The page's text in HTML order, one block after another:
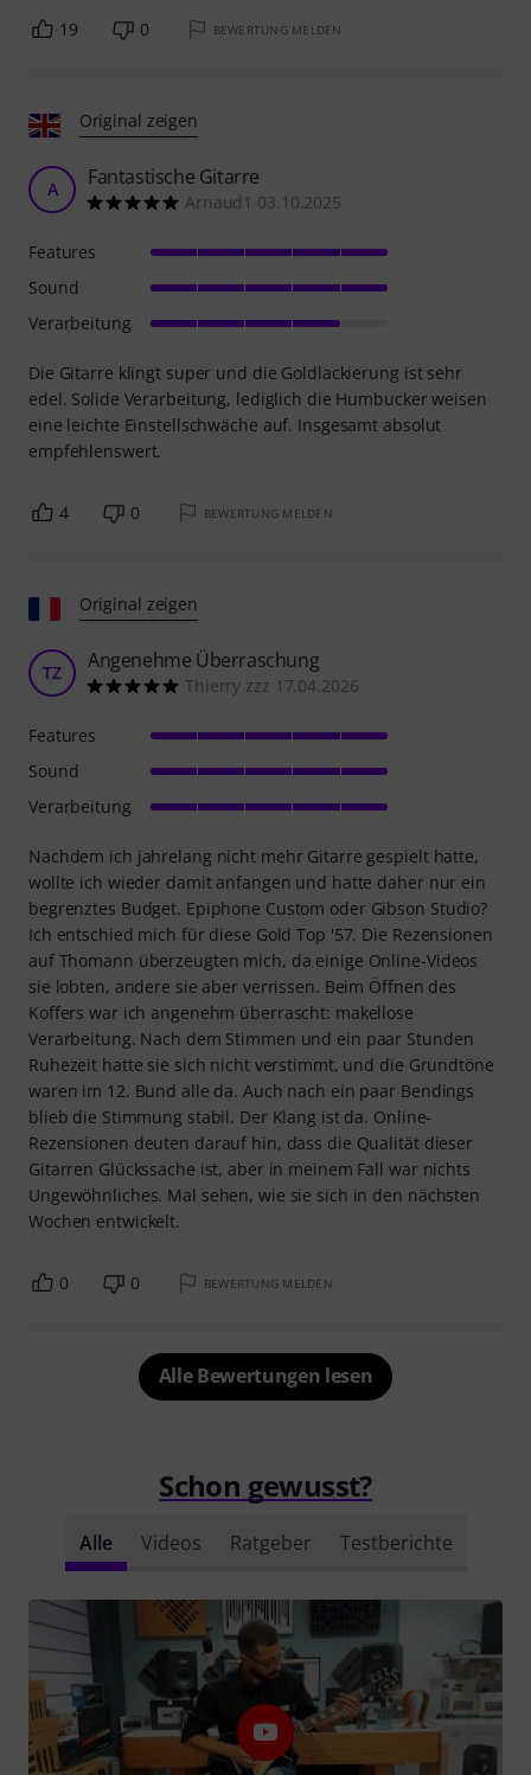
19 0 BEWERTUNG MELDEN
Original zeigen
A Fantastische Gitarre
Arnaud1 03.10.2025
Die Gitarre klingt super und die Goldlackierung ist sehr
edel. Solide Verarbeitung, lediglich die Humbucker weisen
eine leichte Einstellschwäche auf. Insgesamt absolut
empfehlenswert.
Features
Sound
Verarbeitung
4 0 BEWERTUNG MELDEN
Original zeigen
TZ Angenehme Überraschung
Thierry zzz 17.04.2026
Nachdem ich jahrelang nicht mehr Gitarre gespielt hatte,
wollte ich wieder damit anfangen und hatte daher nur ein
begrenztes Budget. Epiphone Custom oder Gibson Studio?
Ich entschied mich für diese Gold Top '57. Die Rezensionen
auf Thomann überzeugten mich, da einige Online-Videos
sie lobten, andere sie aber verrissen. Beim Öffnen des
Koffers war ich angenehm überrascht: makellose
Verarbeitung. Nach dem Stimmen und ein paar Stunden
Ruhezeit hatte sie sich nicht verstimmt, und die Grundtöne
waren im 12. Bund alle da. Auch nach ein paar Bendings
blieb die Stimmung stabil. Der Klang ist da. Online-
Rezensionen deuten darauf hin, dass die Qualität dieser
Gitarren Glückssache ist, aber in meinem Fall war nichts
Ungewöhnliches. Mal sehen, wie sie sich in den nächsten
Wochen entwickelt.
Features
Sound
Verarbeitung
0 0 BEWERTUNG MELDEN
Alle Bewertungen lesen
Schon gewusst?
Alle Videos Ratgeber Testberichte